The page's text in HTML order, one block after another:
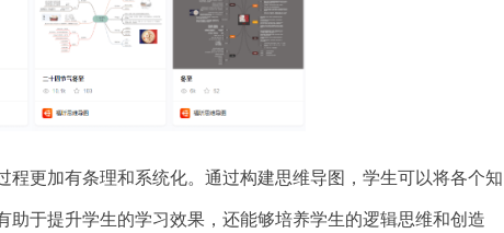
更加有条理和系统化。通过构建思维导图，学生可以将各个知
于提升学生的学习效果，还能够培养学生的逻辑思维和创造